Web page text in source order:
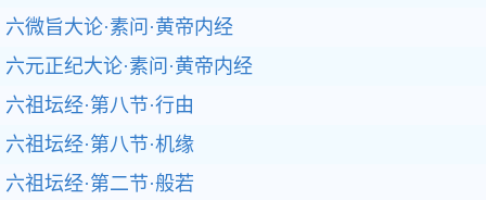
六微旨大论·素问·黄帝内经
六元正纪大论·素问·黄帝内经
六祖坛经·第八节·行由
六祖坛经·第八节·机缘
六祖坛经·第二节·般若